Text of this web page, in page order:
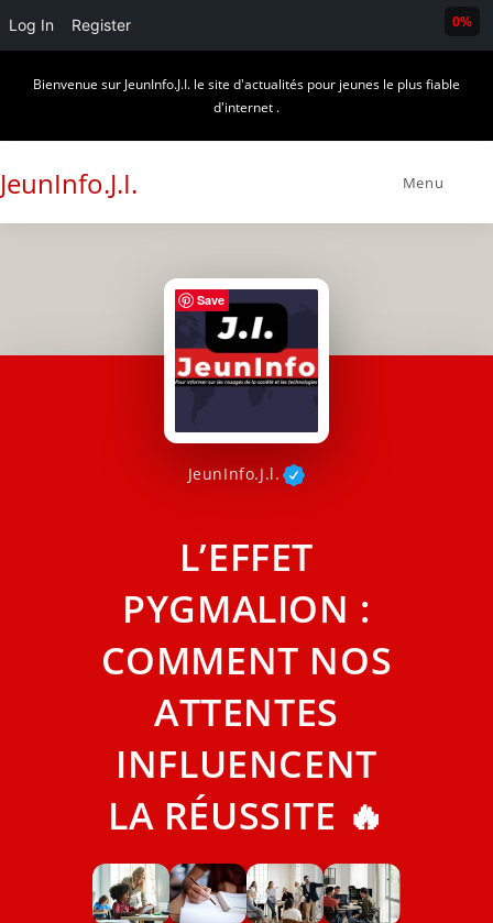
Log In Register
Bienvenue sur JeunInfo.J.I. le site d'actualités pour jeunes le plus fiable
d'internet .
JeunInfo.J.I. Menu
JeunInfo.J.l.
L’EFFET
PYGMALION :
COMMENT NOS
ATTENTES
INFLUENCENT
LA RÉUSSITE 🔥
0%
Save